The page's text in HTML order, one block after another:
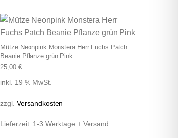
Mütze Neonpink Monstera Herr Fuchs Patch
Beanie Pflanze grün Pink
25,00 €
inkl. 19 % MwSt.
zzgl. Versandkosten
Lieferzeit: 1-3 Werktage + Versand